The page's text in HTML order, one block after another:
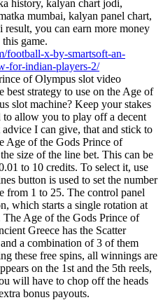
history, kalyan chart jodi,
mumbai, kalyan panel chart,
result, you can earn more money
game.
football-x-by-smartsoft-an-
for-indian-players-2/
of Olympus slot video
strategy to use on the Age of
slot machine? Keep your stakes
to allow you to play off a decent
I can give, that and stick to
Age of the Gods Prince of
size of the line bet. This can be
to 10 credits. To select it, use
button is used to set the number
from 1 to 25. The control panel
which starts a single rotation at
The Age of the Gods Prince of
Greece has the Scatter
a combination of 3 of them
these free spins, all winnings are
on the 1st and the 5th reels,
will have to chop off the heads
bonus payouts.